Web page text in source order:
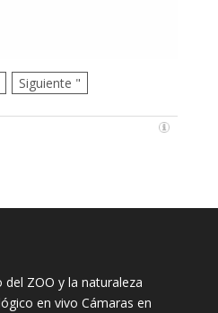
Siguiente "
ZOO y la naturaleza
en vivo Cámaras en